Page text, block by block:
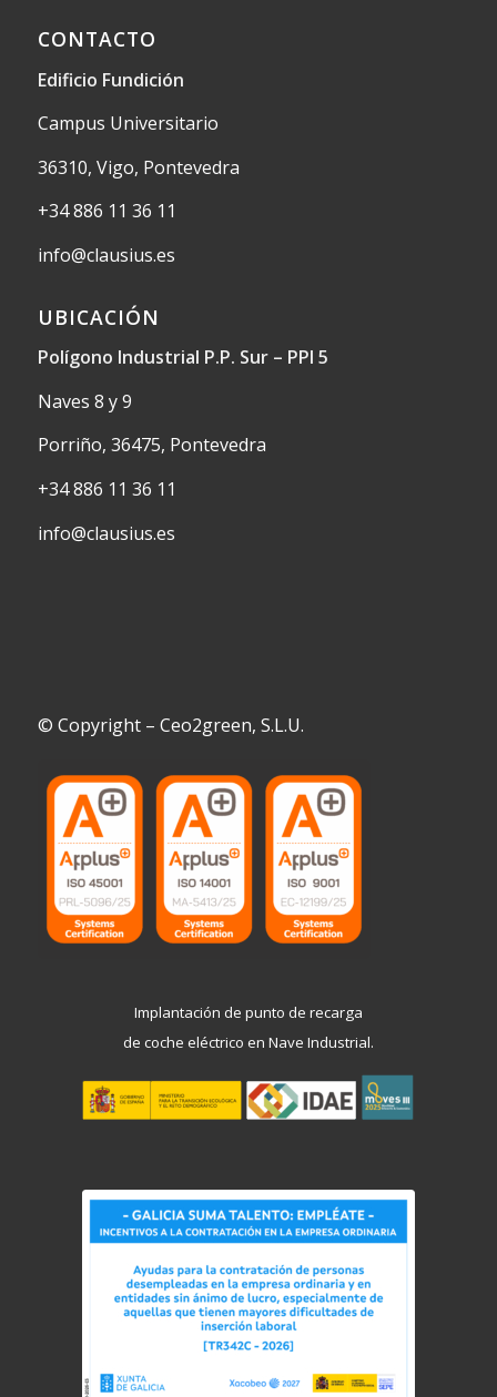
CONTACTO
Edificio Fundición
Campus Universitario
36310, Vigo, Pontevedra
+34 886 11 36 11
info@clausius.es
UBICACIÓN
Polígono Industrial P.P. Sur – PPI 5
Naves 8 y 9
Porriño, 36475, Pontevedra
+34 886 11 36 11
info@clausius.es
© Copyright – Ceo2green, S.L.U.
Implantación de punto de recarga
de coche eléctrico en Nave Industrial.